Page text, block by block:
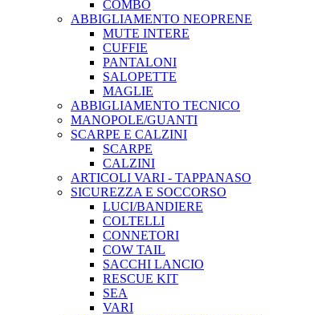
COMBO
ABBIGLIAMENTO NEOPRENE
MUTE INTERE
CUFFIE
PANTALONI
SALOPETTE
MAGLIE
ABBIGLIAMENTO TECNICO
MANOPOLE/GUANTI
SCARPE E CALZINI
SCARPE
CALZINI
ARTICOLI VARI - TAPPANASO
SICUREZZA E SOCCORSO
LUCI/BANDIERE
COLTELLI
CONNETORI
COW TAIL
SACCHI LANCIO
RESCUE KIT
SEA
VARI